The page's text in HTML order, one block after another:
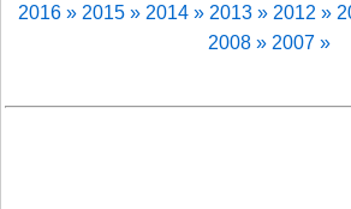
2016 » 2015 » 2014 » 2013 » 2012 »
2008 » 2007 »